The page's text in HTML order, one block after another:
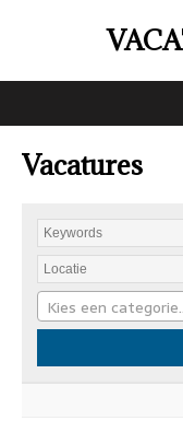
Vacatures
Kies een